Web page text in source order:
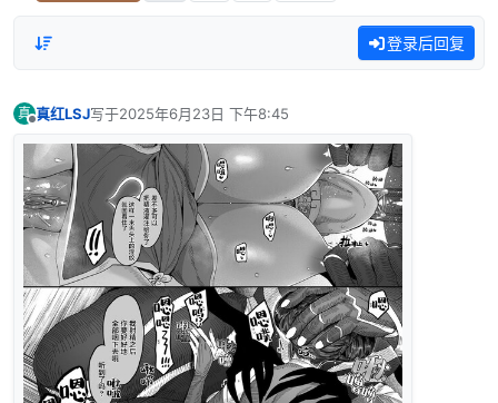
登录后回复
真 真红LSJ写于2025年6月23日 下午8:45
最后由 编辑